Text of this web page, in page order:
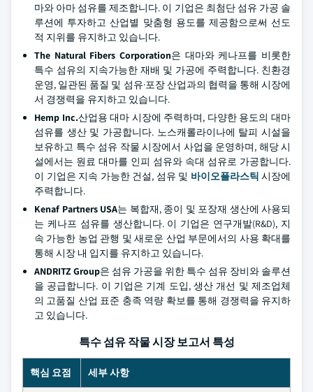
마와 아마 섬유를 제조합니다. 이 기업은 최첨단 섬유 가공 솔
루션에 투자하고 산업별 맞춤형 용도를 제공함으로써 선도
적 지위를 유지하고 있습니다.
The Natural Fibers Corporation은 대마와 케나프를 비롯한
특수 섬유의 지속가능한 재배 및 가공에 주력합니다. 친환경
운영, 일관된 품질 및 섬유·포장 산업과의 협력을 통해 시장에
서 경쟁력을 유지하고 있습니다.
Hemp Inc.산업용 대마 시장에 주력하며, 다양한 용도의 대마
섬유를 생산 및 가공합니다. 노스캐롤라이나에 탈피 시설을
보유하고 특수 섬유 작물 시장에서 사업을 운영하며, 해당 시
설에서는 원료 대마를 인피 섬유와 속대 섬유로 가공합니다.
이 기업은 지속 가능한 건설, 섬유 및 바이오플라스틱 시장에
주력합니다.
Kenaf Partners USA는 복합재, 종이 및 포장재 생산에 사용되
는 케나프 섬유를 생산합니다. 이 기업은 연구개발(R&D), 지
속 가능한 농업 관행 및 새로운 산업 부문에서의 사용 확대를
통해 시장 내 입지를 유지하고 있습니다.
ANDRITZ Group은 섬유 가공을 위한 특수 섬유 장비와 솔루션
을 공급합니다. 이 기업은 기계 도입, 생산 개선 및 제조업체
의 고품질 산업 표준 충족 역량 확보를 통해 경쟁력을 유지하
고 있습니다.
특수 섬유 작물 시장 보고서 특성
핵심 요점 세부 사항